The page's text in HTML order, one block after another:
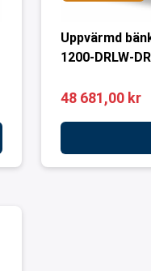
Uppvärmd
1200-DRLW-
48 681,00 kr